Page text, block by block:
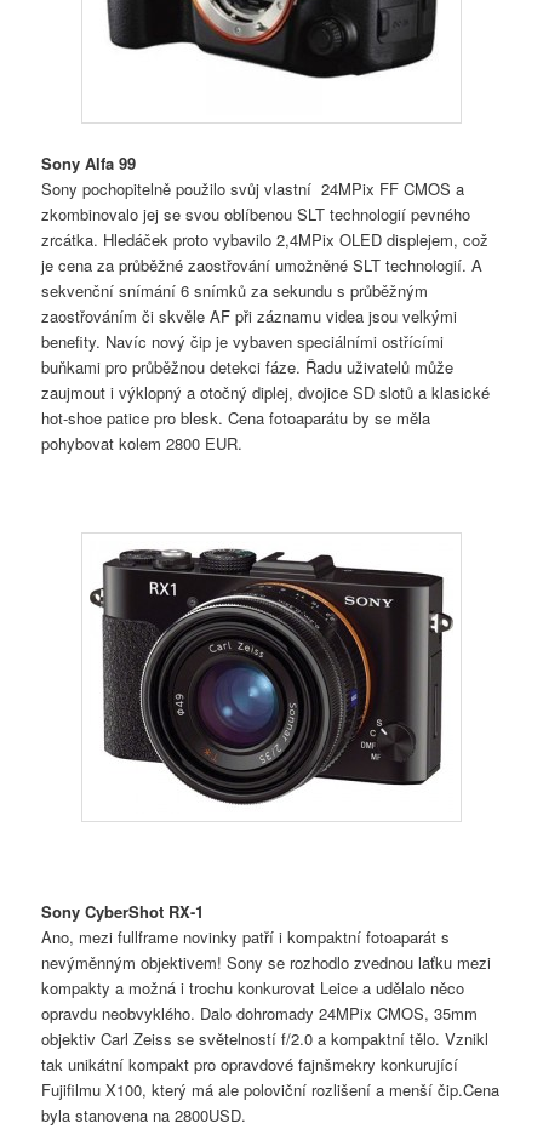
Sony Alfa 99
Sony pochopitelně použilo svůj vlastní 24MPix FF CMOS a
zkombinovalo jej se svou oblíbenou SLT technologií pevného
zrcátka. Hledáček proto vybavilo 2,4MPix OLED displejem, což
je cena za průběžné zaostřování umožněné SLT technologií. A
sekvenční snímání 6 snímků za sekundu s průběžným
zaostřováním či skvěle AF při záznamu videa jsou velkými
benefity. Navíc nový čip je vybaven speciálními ostřícími
buňkami pro průběžnou detekci fáze. Řadu uživatelů může
zaujmout i výklopný a otočný diplej, dvojice SD slotů a klasické
hot-shoe patice pro blesk. Cena fotoaparátu by se měla
pohybovat kolem 2800 EUR.
Sony CyberShot RX-1
Ano, mezi fullframe novinky patří i kompaktní fotoaparát s
nevýměnným objektivem! Sony se rozhodlo zvednou laťku mezi
kompakty a možná i trochu konkurovat Leice a udělalo něco
opravdu neobvyklého. Dalo dohromady 24MPix CMOS, 35mm
objektiv Carl Zeiss se světelností f/2.0 a kompaktní tělo. Vznikl
tak unikátní kompakt pro opravdové fajnšmekry konkurující
Fujifilmu X100, který má ale poloviční rozlišení a menší čip.Cena
byla stanovena na 2800USD.